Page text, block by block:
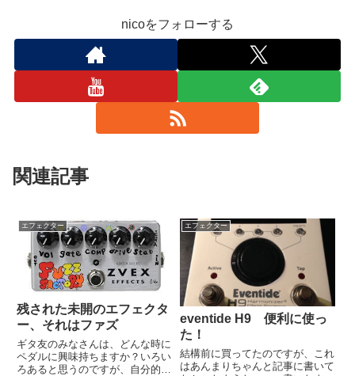
nicoをフォローする
関連記事
エフェクター
残された未開のエフェクタ
ー、それはファズ
ギタ友のみなさんは、どんな時に
ペダルに興味持ちますか？いろい
ろあると思うのですが、自分的に
エフェクター
eventide H9 便利に使っ
た！
結構前に買ってたのですが、これ
はあんまりちゃんと記事に書いて